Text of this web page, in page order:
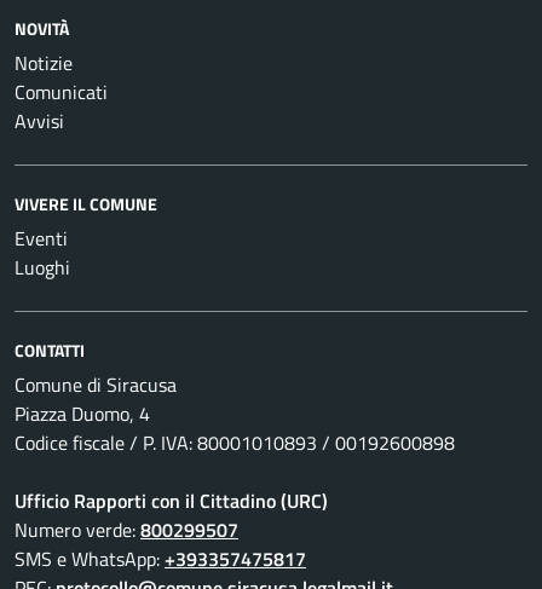
NOVITÀ
Notizie
Comunicati
Avvisi
VIVERE IL COMUNE
Eventi
Luoghi
CONTATTI
Comune di Siracusa
Piazza Duomo, 4
Codice fiscale / P. IVA: 80001010893 / 00192600898
Ufficio Rapporti con il Cittadino (URC)
Numero verde:800299507
SMS e WhatsApp:+393357475817